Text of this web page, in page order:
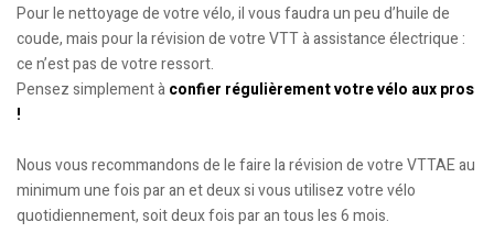
Pour le nettoyage de votre vélo, il vous faudra un peu d’huile de
coude, mais pour la révision de votre VTT à assistance électrique :
ce n’est pas de votre ressort.
Pensez simplement àconfier régulièrement votre vélo aux pros
!
Nous vous recommandons de le faire la révision de votre VTTAE au
minimum une fois par an et deux si vous utilisez votre vélo
quotidiennement, soit deux fois par an tous les 6 mois.